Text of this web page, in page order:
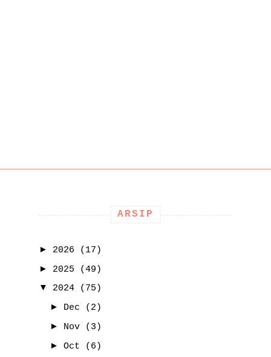
ARSIP
► 2026
(17)
► 2025
(49)
▼
2024
(75)
► Dec
(2)
► Nov
(3)
► Oct
(6)